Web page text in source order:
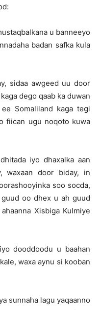
u banneeyo
badan safka kula
sidaa awgeed uu door
dego qaab ka duwan
Somaliland kaga tegi
fiican ugu noqoto kuwa
iyo dhaxalka aan
waxaan door biday, in
soo socda,
oo dhex u ah guud
Xisbiga Kulmiye
dooddoodu u baahan
waxa aynu si kooban
sunnaha lagu yaqaanno